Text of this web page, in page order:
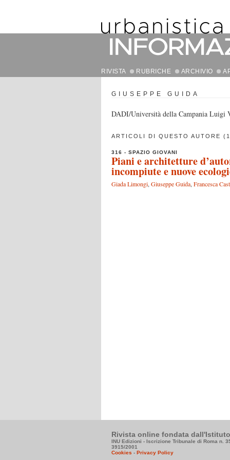
RIVISTA RUBRICHE ARCHIVIO
GIUSEPPE GUIDA
DADI/Università della Campania Luigi
ARTICOLI DI QUESTO AUTORE
316 - SPAZIO GIOVANI
Piani e architetture
incompiute e nuove
Giada Limongi, Giuseppe Guida, Francesca
Rivista online fondata
INU Edizioni - Iscrizione Tribunale di Roma n.
3915/2001
Cookies - Privacy Policy